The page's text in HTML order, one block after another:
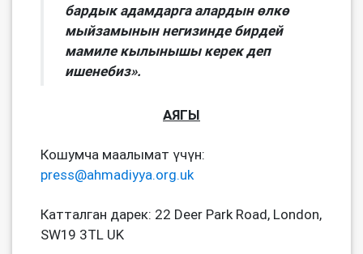
бардык адамдарга алардын өлкө
мыйзамынын негизинде бирдей
мамиле кылынышы керек деп
ишенебиз».
АЯГЫ
Кошумча маалымат үчүн:
press@ahmadiyya.org.uk
Катталган дарек: 22 Deer Park Road, London,
SW19 3TL UK